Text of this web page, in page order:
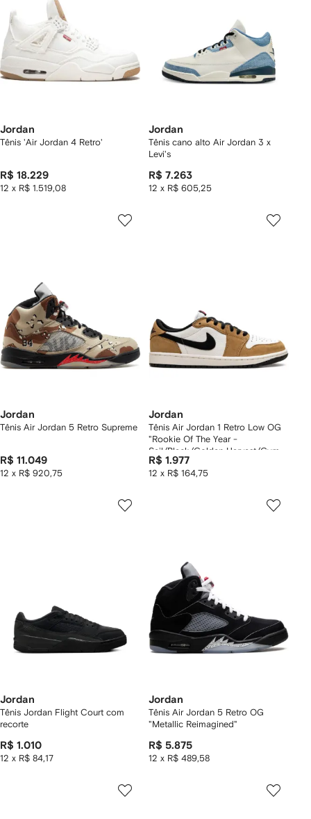
Jordan
Tênis 'Air Jordan 4 Retro'
R$ 18.229
12 x R$ 1.519,08
Jordan
Tênis cano alto Air Jordan 3 x
Levi's
R$ 7.263
12 x R$ 605,25
Jordan
Tênis Air Jordan 5 Retro Supreme
R$ 11.049
12 x R$ 920,75
Jordan
Tênis Air Jordan 1 Retro Low OG
"Rookie Of The Year -
Sail/Black/Golden Harvest/Gym
Red"
R$ 1.977
12 x R$ 164,75
Jordan
Tênis Jordan Flight Court com
recorte
R$ 1.010
12 x R$ 84,17
Jordan
Tênis Air Jordan 5 Retro OG
"Metallic Reimagined"
R$ 5.875
12 x R$ 489,58